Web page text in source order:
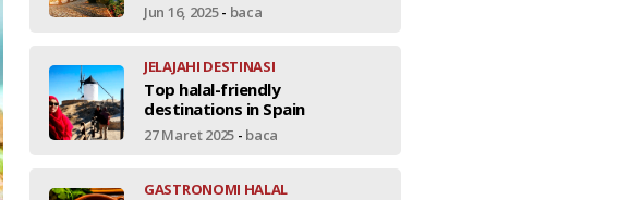
Jun 16, 2025- baca
JELAJAHI DESTINASI
Top halal-friendly
destinations in Spain
27 Maret 2025 - baca
GASTRONOMI HALAL